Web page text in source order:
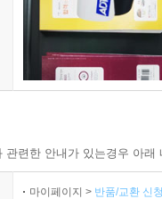
련한 안내가 있는경우 아
마이페이지 > 반품/교환 신